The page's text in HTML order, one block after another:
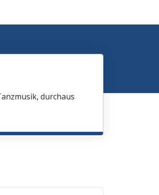
durchaus